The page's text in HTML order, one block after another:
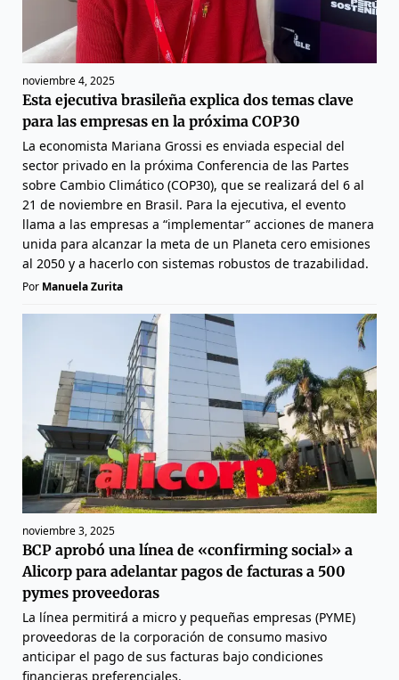
noviembre 4, 2025
Esta ejecutiva brasileña explica dos temas clave
para las empresas en la próxima COP30
La economista Mariana Grossi es enviada especial del
sector privado en la próxima Conferencia de las Partes
sobre Cambio Climático (COP30), que se realizará del 6 al
21 de noviembre en Brasil. Para la ejecutiva, el evento
llama a las empresas a “implementar” acciones de manera
unida para alcanzar la meta de un Planeta cero emisiones
al 2050 y a hacerlo con sistemas robustos de trazabilidad.
Por Manuela Zurita
noviembre 3, 2025
BCP aprobó una línea de «confirming social» a
Alicorp para adelantar pagos de facturas a 500
pymes proveedoras
La línea permitirá a micro y pequeñas empresas (PYME)
proveedoras de la corporación de consumo masivo
anticipar el pago de sus facturas bajo condiciones
financieras preferenciales.